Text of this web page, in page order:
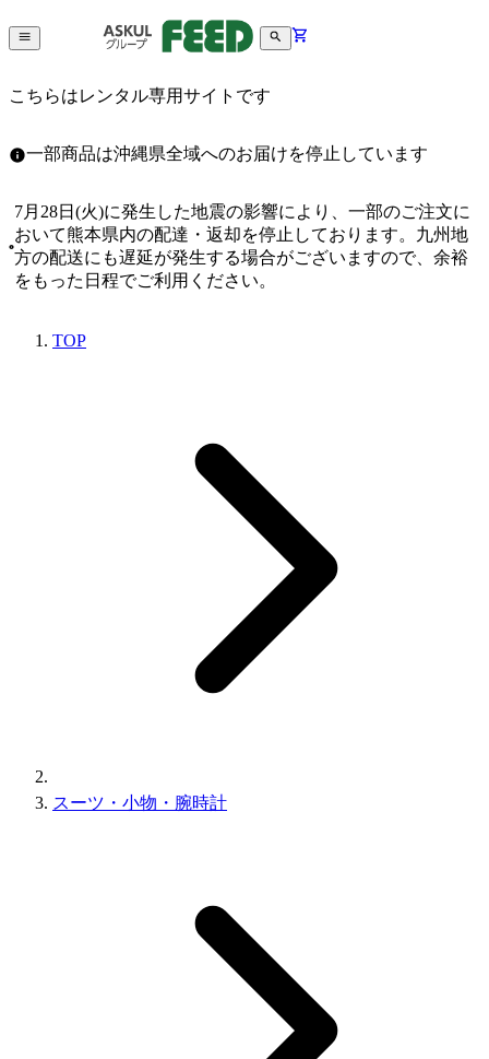
こちらはレンタル専用サイトです
一部商品は沖縄県全域へのお届けを停止しています
7月28日(火)に発生した地震の影響により、一部のご注文に
おいて熊本県内の配達・返却を停止しております。九州地
方の配送にも遅延が発生する場合がございますので、余裕
をもった日程でご利用ください。
TOP
スーツ・小物・腕時計